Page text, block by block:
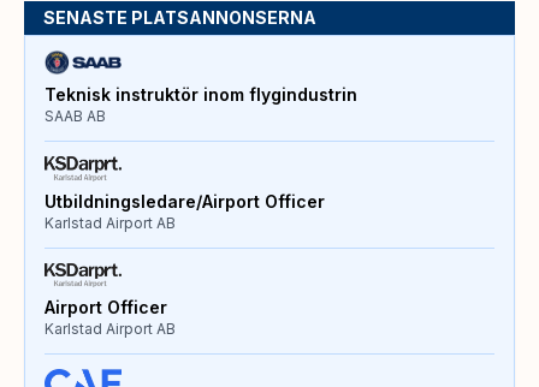
SENASTE PLATSANNONSERNA
Teknisk instruktör inom flygindustrin
SAAB AB
Utbildningsledare/Airport Officer
Karlstad Airport AB
Airport Officer
Karlstad Airport AB